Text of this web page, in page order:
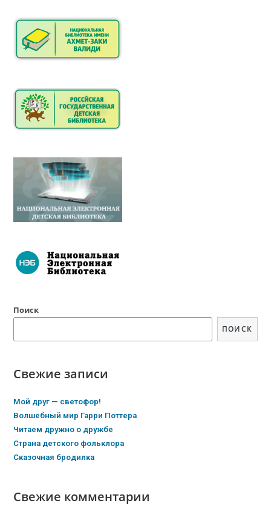
Поиск
ПОИСК
Свежие записи
Мой друг — светофор!
Волшебный мир Гарри Поттера
Читаем дружно о дружбе
Страна детского фольклора
Сказочная бродилка
Свежие комментарии